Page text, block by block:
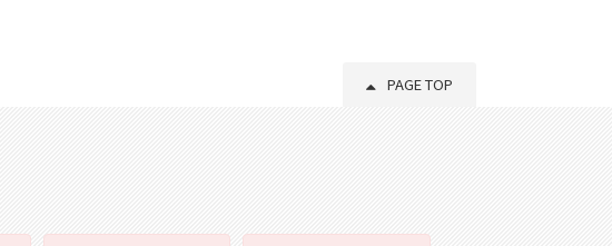
PAGE TOP